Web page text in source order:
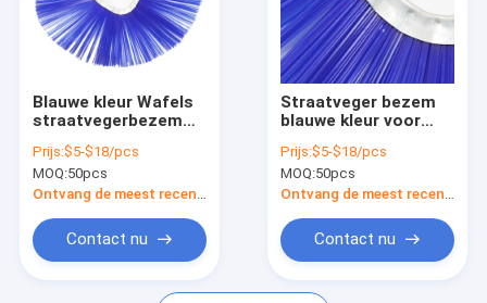
Ongeveer ons
Contacteer ons
Nieuws
Blauwe kleur Wafels
straatvegerbezem
Prijs:$5-$18/pcs
MOQ:50pcs
Ontvang de meest recente Prijs
Contact nu
Straatveger bezem
blauwe kleur voor
Prijs:$5-$18/pcs
MOQ:50pcs
Ontvang de meest recente Prijs
Contact nu